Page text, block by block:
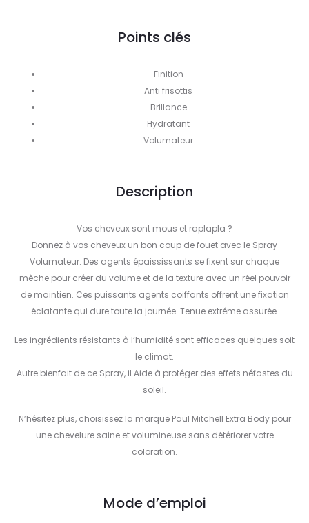
Points clés
Finition
Anti frisottis
Brillance
Hydratant
Volumateur
Description
Vos cheveux sont mous et raplapla ?
Donnez à vos cheveux un bon coup de fouet avec le Spray
Volumateur. Des agents épaississants se fixent sur chaque
mèche pour créer du volume et de la texture avec un réel pouvoir
de maintien. Ces puissants agents coiffants offrent une fixation
éclatante qui dure toute la journée. Tenue extrême assurée.
Les ingrédients résistants à l’humidité sont efficaces quelques soit
le climat.
Autre bienfait de ce Spray, il Aide à protéger des effets néfastes du
soleil.
N’hésitez plus, choisissez la marque Paul Mitchell Extra Body pour
une chevelure saine et volumineuse sans détériorer votre
coloration.
Mode d’emploi